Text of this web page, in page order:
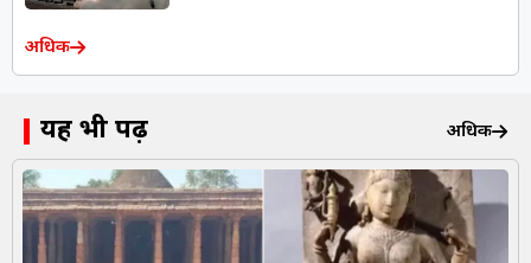
अधिक
यह भी पढ़ें अधिक